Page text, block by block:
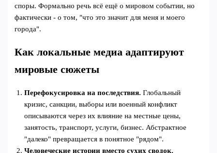
споры. Формально речь всё ещё о мировом событии, но
фактически - о том, "что это значит для меня и моего
города".
Как локальные медиа адаптируют
мировые сюжеты
Перефокусировка на последствия. Глобальный
кризис, санкции, выборы или военный конфликт
описываются через их влияние на местные цены,
занятость, транспорт, услуги, бизнес. Абстрактное
"далеко" превращается в понятное "рядом".
Человеческие истории вместо сухих сводок.